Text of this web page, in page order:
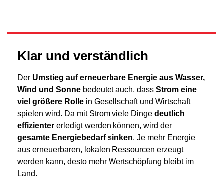
Klar und verständlich
Der Umstieg auf erneuerbare Energie aus Wasser,
Wind und Sonne bedeutet auch, dass Strom eine
viel größere Rolle in Gesellschaft und Wirtschaft
spielen wird. Da mit Strom viele Dinge deutlich
effizienter erledigt werden können, wird der
gesamte Energiebedarf sinken. Je mehr Energie
aus erneuerbaren, lokalen Ressourcen erzeugt
werden kann, desto mehr Wertschöpfung bleibt im
Land.